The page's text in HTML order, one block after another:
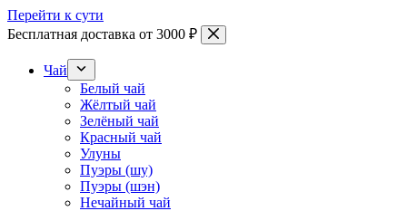
Перейти к сути
Бесплатная доставка от 3000 ₽
Чай
Белый чай
Жёлтый чай
Зелёный чай
Красный чай
Улуны
Пуэры (шу)
Пуэры (шэн)
Нечайный чай